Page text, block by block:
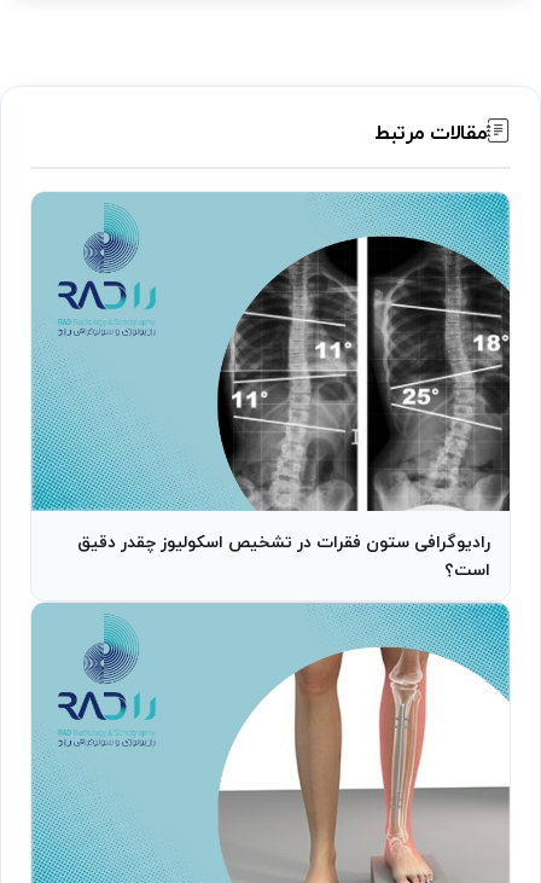
مقالات مرتبط
رادیوگرافی ستون فقرات در تشخیص اسکولیوز چقدر دقیق
است؟